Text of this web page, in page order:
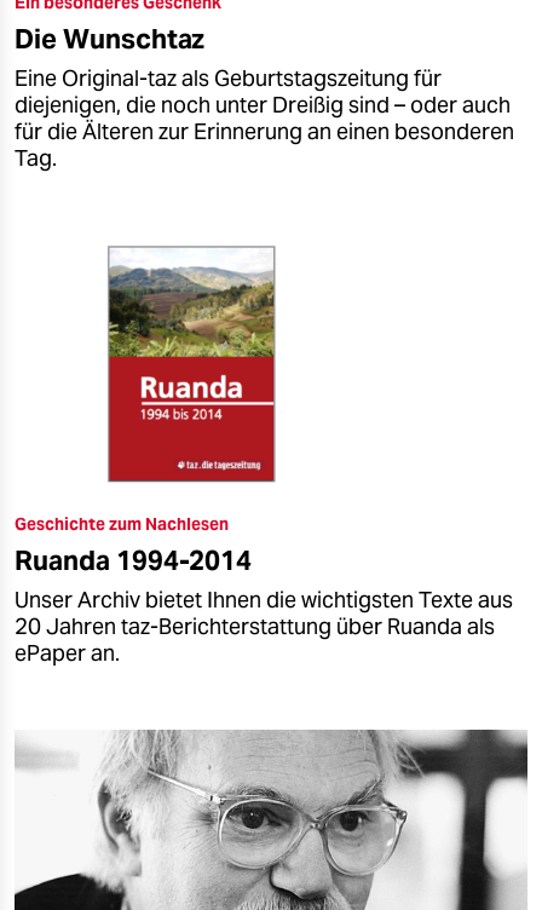
epaper login
Die Wunschtaz
Eine Original-taz als Geburtstagszeitung für
diejenigen, die noch unter Dreißig sind – oder auch
für die Älteren zur Erinnerung an einen besonderen
Tag.
Geschichte zum Nachlesen
Ruanda 1994-2014
Unser Archiv bietet Ihnen die wichtigsten Texte aus
20 Jahren taz-Berichterstattung über Ruanda als
ePaper an.